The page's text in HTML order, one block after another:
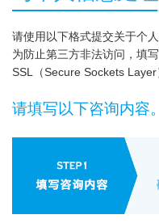
请使用以下格式提交关于个
为防止第三方非法访问，填
SSL（Secure Sockets Layer
请填写以下咨询内容。